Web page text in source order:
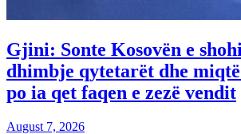
Gjini: Sonte Kosovën e
dhimbje qytetarët dhe
po ia qet faqen e zezë vendit
August 7, 2026